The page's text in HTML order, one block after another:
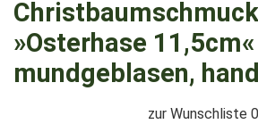
Christbaumschmuck
»Osterhase
mundgeblasen,
zur Wunschliste 0